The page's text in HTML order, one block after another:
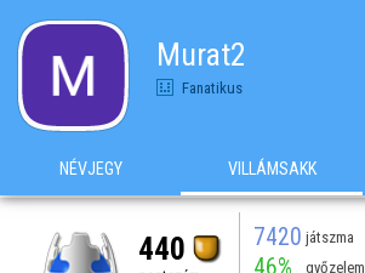
Murat2
Fanatikus
NÉVJEGY VILLÁMSAKK
440 7420 játszma
46% győzelem